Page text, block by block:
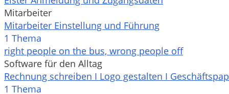
Mitarbeiter
Mitarbeiter Einstellung und Führung
1 Thema
right people on the bus, wrong people off
Software für den Alltag
Rechnung schreiben I Logo gestalten I
1 Thema